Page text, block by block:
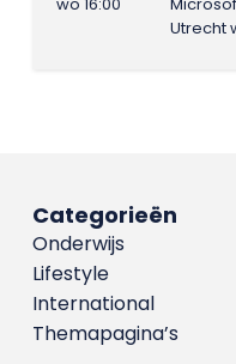
Utrecht
Categorieën
Onderwijs
Lifestyle
International
Themapagina’s